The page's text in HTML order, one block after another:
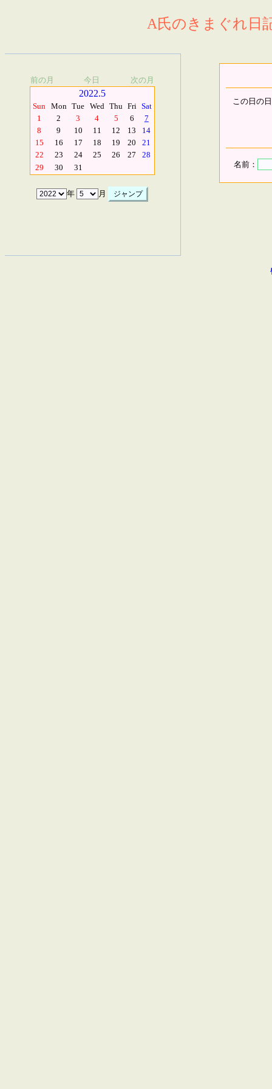
A氏のきまぐれ日
前の月 今日 次の月
2022.5
Sun Mon Tue Wed Thu Fri Sat
1
2 3 4 5 6
7
8
9 10 11 12 13
14
15
16 17 18 19 20
21
22
23 24 25 26 27
28
29
30 31
年 月
この日の
名前：